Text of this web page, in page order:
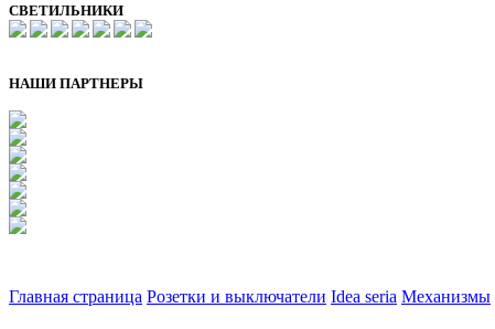
СВЕТИЛЬНИКИ
НАШИ ПАРТНЕРЫ
Главная страница Розетки и выключатели Idea seria Механизмы